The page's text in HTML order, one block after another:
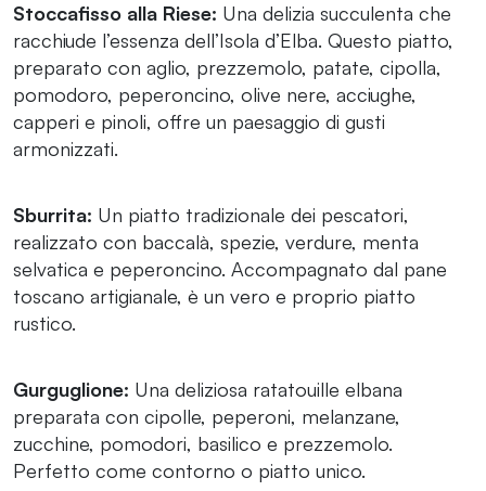
Stoccafisso alla Riese: Una delizia succulenta che
racchiude l’essenza dell’Isola d’Elba. Questo piatto,
preparato con aglio, prezzemolo, patate, cipolla,
pomodoro, peperoncino, olive nere, acciughe,
capperi e pinoli, offre un paesaggio di gusti
armonizzati.
Sburrita: Un piatto tradizionale dei pescatori,
realizzato con baccalà, spezie, verdure, menta
selvatica e peperoncino. Accompagnato dal pane
toscano artigianale, è un vero e proprio piatto
rustico.
Gurguglione: Una deliziosa ratatouille elbana
preparata con cipolle, peperoni, melanzane,
zucchine, pomodori, basilico e prezzemolo.
Perfetto come contorno o piatto unico.